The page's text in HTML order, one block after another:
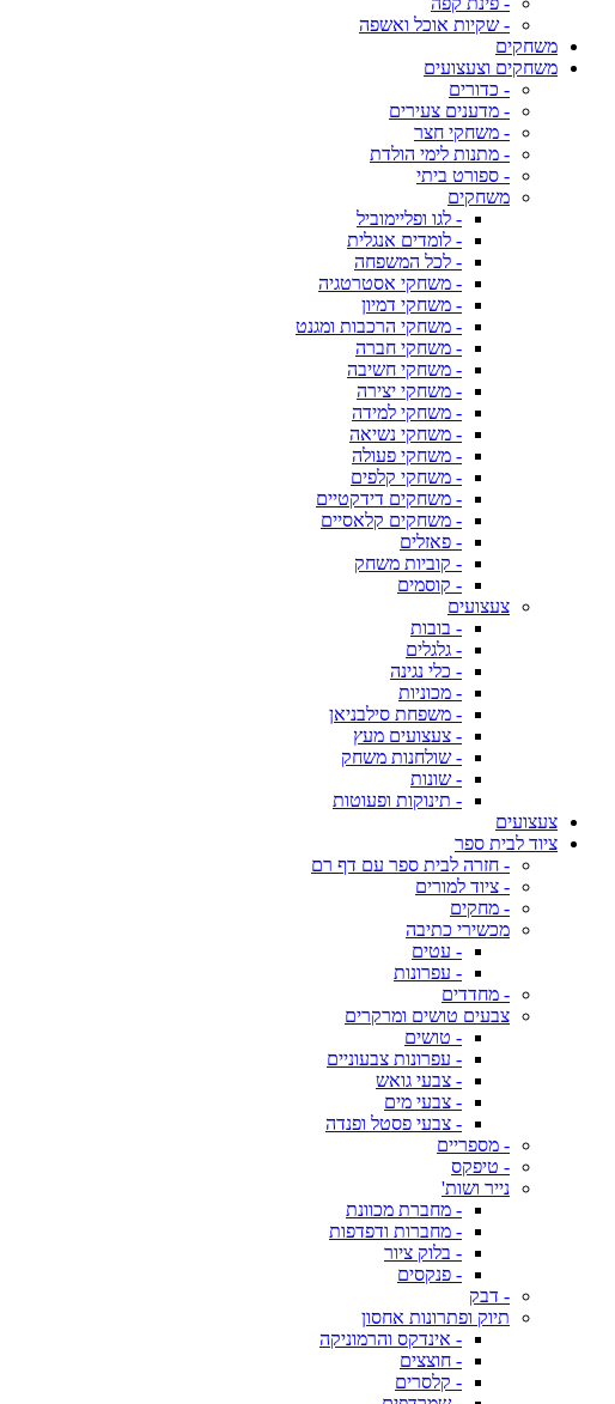
- שקיות אוכל ואשפה
משחקים
משחקים וצעצועים
- כדורים
- מדענים צעירים
- משחקי חצר
- מתנות לימי הולדת
- ספורט ביתי
משחקים
- לגו ופליימוביל
- לומדים אנגלית
- לכל המשפחה
- משחקי אסטרטגיה
- משחקי דמיון
- משחקי הרכבות ומגנט
- משחקי חברה
- משחקי חשיבה
- משחקי יצירה
- משחקי למידה
- משחקי נשיאה
- משחקי פעולה
- משחקי קלפים
- משחקים דידקטיים
- משחקים קלאסיים
- פאזלים
- קוביות משחק
- קוסמים
צעצועים
- בובות
- גלגלים
- כלי נגינה
- מכוניות
- משפחת סילבניאן
- צעצועים מעץ
- שולחנות משחק
- שונות
- תינוקות ופעוטות
צעצועים
ציוד לבית ספר
- חזרה לבית ספר עם דף רם
- ציוד למורים
- מחקים
מכשירי כתיבה
- עטים
- עפרונות
- מחדדים
צבעים טושים ומרקרים
- טושים
- עפרונות צבעוניים
- צבעי גואש
- צבעי מים
- צבעי פסטל ופנדה
- מספריים
- טיפקס
נייר ושות'
- מחברת מכוונת
- מחברות ודפדפות
- בלוק ציור
- פנקסים
- דבק
תיוק ופתרונות אחסון
- אינדקס והרמוניקה
- חוצצים
- קלסרים